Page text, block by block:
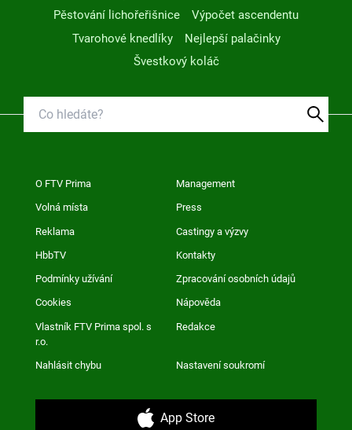
Pěstování lichořeřišnice
Výpočet ascendentu
Tvarohové knedlíky
Nejlepší palačinky
Švestkový koláč
O FTV Prima Management
Volná místa Press
Reklama Castingy a výzvy
HbbTV Kontakty
Podmínky užívání Zpracování osobních údajů
Cookies Nápověda
Vlastník FTV Prima spol. s
r.o.
Redakce
Nahlásit chybu Nastavení soukromí
App Store